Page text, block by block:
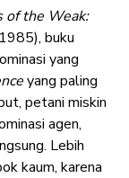
of the Weak:
buku
yang
yang paling
petani miskin
agen,
Lebih
kaum, karena